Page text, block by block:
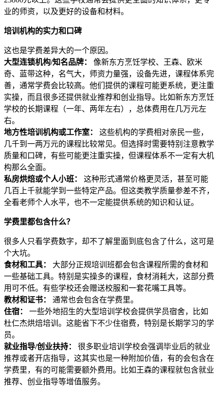
业的师资，以及更好的设备和材料。
培训机构的实力和口碑
这也是学费差异大的一个原因。
大型连锁机构/知名品牌：
像新东方烹饪学校、王森、欧米
奇、蓝带这种，名气大，师资力量强，设备先进，课程体系完
善，通常学费会比较高。他们提供的课程可能更系统，更注重
实操，而且很多还提供就业推荐和创业指导。比如新东方烹饪
学校的长期课程（一年、两年左右），总体费用在几万元左
右。
地方性培训机构或工作室：
这些机构的学费相对亲民一些，
几千到一两万元的课程比较常见。但选择时需要特别注意教学
质量和口碑，有些可能更注重实操，但课程体系不一定有大机
构那么全面。
私房烘焙或个人小班：
这种形式通常价格更灵活，甚至可能
几百上千就能学到一些特定产品。但这类教学质量参差不齐，
全看老师个人水平，也不一定能提供系统的知识和认证。
学费里都包含什么？
很多人只看学费数字，却不了解里面到底包含了什么，这可是
个大坑。
食材和工具：
大部分正规培训班都会包含课程所需的食材和
一些基础工具。特别是实操多的课程，食材消耗大，这部分费
用可不低。有些学校还会赠送校服和一套花嘴工具等。
教材和证书：
通常也会包含在学费里。
住宿：
一些外地招生的大型培训学校会提供学员宿舍，比如
杜仁杰烘焙培训。这能省下不少住宿费，特别是长期学习的学
员。
就业指导/创业扶持：
很多职业培训学校会强调毕业后的就业
推荐或者开店指导，这其实也是一种附加价值，有的会包含在
学费里，有的可能需要额外费用。比如王森的课程就包含就业
推荐、创业指导等增值服务。